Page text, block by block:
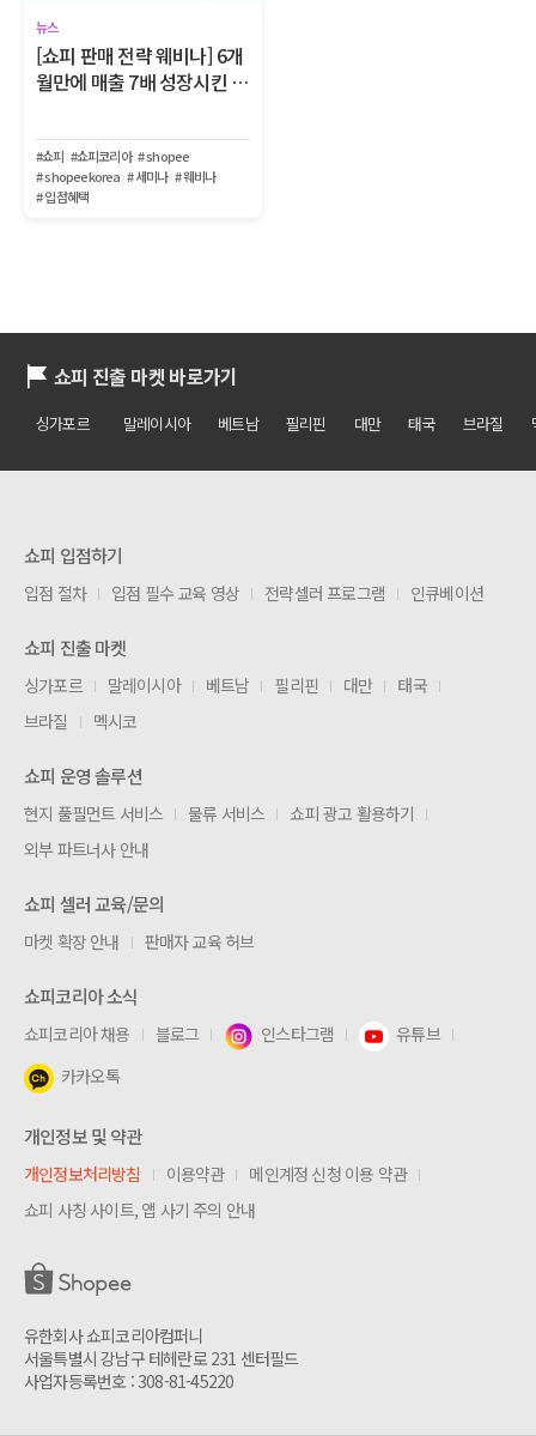
뉴스
[쇼피 판매 전략 웨비나] 6개
월만에 매출 7배 성장시킨 셀
#쇼피 #쇼피코리아 # shopee
# shopeekorea # 세미나 # 웨비나
# 입점혜택
쇼피 진출 마켓 바로가기
싱가포르 말레이시아 베트남 필리핀 대만 태국 브라질
쇼피 입점하기
입점 절차 입점 필수 교육 영상 전략셀러 프로그램 인큐베이션
쇼피 진출 마켓
싱가포르 말레이시아 베트남 필리핀 대만
태국
브라질
멕시코
쇼피 운영 솔루션
현지 풀필먼트 서비스 물류 서비스
쇼피 광고 활용하기
외부 파트너사 안내
쇼피 셀러 교육/문의
마켓 확장 안내 판매자 교육 허브
쇼피코리아 소식
쇼피코리아 채용 블로그 인스타그램
유튜브
카카오톡
개인정보 및 약관
개인정보처리방침 이용약관
메인계정 신청 이용 약관
쇼피 사칭 사이트, 앱 사기 주의 안내
유한회사 쇼피코리아컴퍼니
서울특별시 강남구 테헤란로 231 센터필드
사업자등록번호 : 308-81-45220